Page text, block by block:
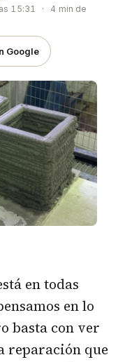
15:31 ·
4 min de
Google
en todas
en lo
basta con ver
reparación que